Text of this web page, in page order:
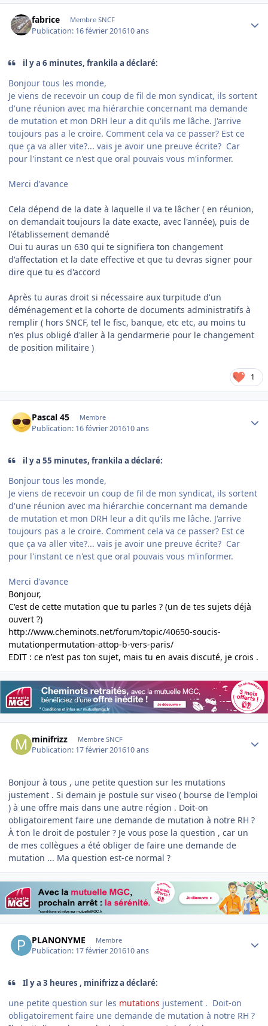
fabrice Membre SNCF
Publication: 16 février 201610 ans
il y a 6 minutes, frankila a déclaré:
Bonjour tous les monde,
Je viens de recevoir un coup de fil de mon syndicat, ils sortent
d'une réunion avec ma hiérarchie concernant ma demande
de mutation et mon DRH leur a dit qu'ils me lâche. J'arrive
toujours pas a le croire. Comment cela va ce passer? Est ce
que ça va aller vite?... vais je avoir une preuve écrite? Car
pour l'instant ce n'est que oral pouvais vous m'informer.
Merci d'avance
Cela dépend de la date à laquelle il va te lâcher ( en réunion,
on demandait toujours la date exacte, avec l'année), puis de
l'établissement demandé
Oui tu auras un 630 qui te signifiera ton changement
d'affectation et la date effective et que tu devras signer pour
dire que tu es d'accord
Après tu auras droit si nécessaire aux turpitude d'un
déménagement et la cohorte de documents administratifs à
remplir ( hors SNCF, tel le fisc, banque, etc etc, au moins tu
n'es plus obligé d'aller à la gendarmerie pour le changement
de position militaire )
1
Pascal 45 Membre
Publication: 16 février 201610 ans
il y a 55 minutes, frankila a déclaré:
Bonjour tous les monde,
Je viens de recevoir un coup de fil de mon syndicat, ils sortent
d'une réunion avec ma hiérarchie concernant ma demande
de mutation et mon DRH leur a dit qu'ils me lâche. J'arrive
toujours pas a le croire. Comment cela va ce passer? Est ce
que ça va aller vite?... vais je avoir une preuve écrite? Car
pour l'instant ce n'est que oral pouvais vous m'informer.
Merci d'avance
Bonjour,
C'est de cette mutation que tu parles ? (un de tes sujets déjà
ouvert ?)
http://www.cheminots.net/forum/topic/40650-soucis-
mutationpermutation-attop-b-vers-paris/
EDIT : ce n'est pas ton sujet, mais tu en avais discuté, je crois .
minifrizz Membre SNCF
Publication: 17 février 201610 ans
Bonjour à tous , une petite question sur les mutations
justement . Si demain je postule sur viseo ( bourse de l'emploi
) à une offre mais dans une autre région . Doit-on
obligatoirement faire une demande de mutation à notre RH ?
À t'on le droit de postuler ? Je vous pose la question , car un
de mes collègues a été obliger de faire une demande de
mutation ... Ma question est-ce normal ?
PLANONYME Membre
Publication: 17 février 201610 ans
Il y a 3 heures , minifrizz a déclaré:
une petite question sur les mutations justement . Doit-on
obligatoirement faire une demande de mutation à notre RH ?